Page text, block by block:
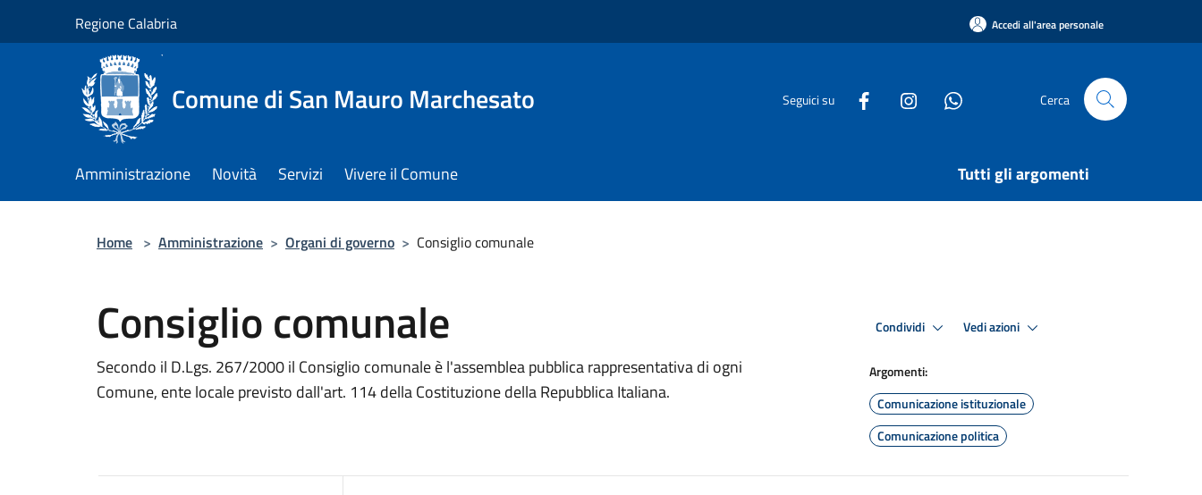
Regione Calabria Accedi all'area personale
Comune di San Mauro Marchesato Seguici su Cerca
Amministrazione Novità Servizi Vivere il Comune Tutti gli argomenti
Home > Amministrazione > Organi di governo > Consiglio comunale
Consiglio comunale
Secondo il D.Lgs. 267/2000 il Consiglio comunale è l'assemblea pubblica rappresentativa di ogni
Comune, ente locale previsto dall'art. 114 della Costituzione della Repubblica Italiana.
Condividi Vedi azioni
Argomenti:
Comunicazione istituzionale
Comunicazione politica